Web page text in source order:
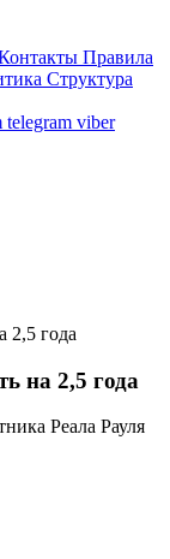
Правила
Структура
telegram viber
2,5 года
на 2,5 года
Реала Рауля